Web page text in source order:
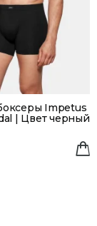
Impetus
| Цвет черный